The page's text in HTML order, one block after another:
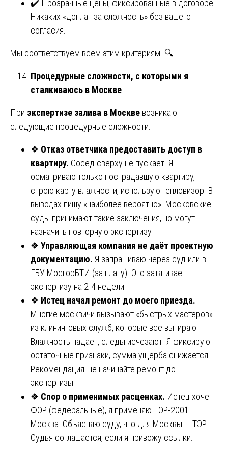
✔️ Прозрачные цены, фиксированные в договоре.
Никаких «доплат за сложность» без вашего
согласия.
Мы соответствуем всем этим критериям. 🔍
Процедурные сложности, с которыми я
сталкиваюсь в Москве
При экспертизе залива в Москве возникают
следующие процедурные сложности:
❖ Отказ ответчика предоставить доступ в
квартиру. Сосед сверху не пускает. Я
осматриваю только пострадавшую квартиру,
строю карту влажности, использую тепловизор. В
выводах пишу «наиболее вероятно». Московские
суды принимают такие заключения, но могут
назначить повторную экспертизу.
❖ Управляющая компания не даёт проектную
документацию. Я запрашиваю через суд или в
ГБУ МосгорБТИ (за плату). Это затягивает
экспертизу на 2-4 недели.
❖ Истец начал ремонт до моего приезда.
Многие москвичи вызывают «быстрых мастеров»
из клининговых служб, которые всё вытирают.
Влажность падает, следы исчезают. Я фиксирую
остаточные признаки, сумма ущерба снижается.
Рекомендация: не начинайте ремонт до
экспертизы!
❖ Спор о применимых расценках. Истец хочет
ФЭР (федеральные), я применяю ТЭР-2001
Москва. Объясняю суду, что для Москвы — ТЭР.
Судья соглашается, если я привожу ссылки.